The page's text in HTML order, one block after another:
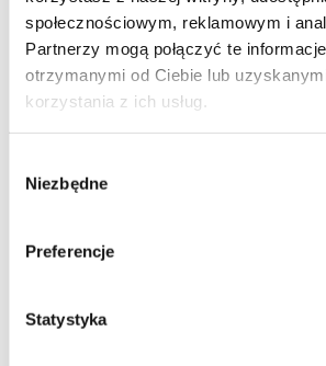
społecznościowym, reklamowym i
Partnerzy mogą połączyć te
otrzymanymi od Ciebie lub
korzystania z ich usług.
zgody
Niezbędne
Preferencje
Statystyka
Kontakt